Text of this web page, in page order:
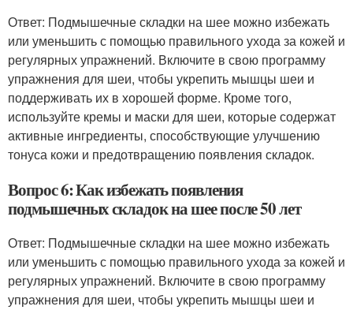
Ответ: Подмышечные складки на шее можно избежать
или уменьшить с помощью правильного ухода за кожей и
регулярных упражнений. Включите в свою программу
упражнения для шеи, чтобы укрепить мышцы шеи и
поддерживать их в хорошей форме. Кроме того,
используйте кремы и маски для шеи, которые содержат
активные ингредиенты, способствующие улучшению
тонуса кожи и предотвращению появления складок.
Вопрос 6: Как избежать появления
подмышечных складок на шее после 50 лет
Ответ: Подмышечные складки на шее можно избежать
или уменьшить с помощью правильного ухода за кожей и
регулярных упражнений. Включите в свою программу
упражнения для шеи, чтобы укрепить мышцы шеи и